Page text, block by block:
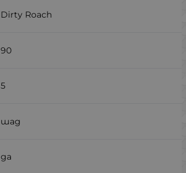
Dirty Roach
90
5
шад
да